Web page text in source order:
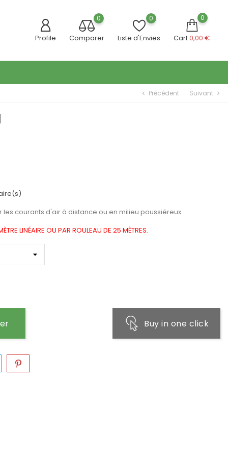
Profile
0
Comparer
0
Liste d'Envies
0
Cart0,00 €
chevron_left Précédent Suivant chevron_right
courants d'air à distance ou en milieu poussiéreux.
LINÉAIRE OU PAR ROULEAU DE 25 MÈTRES.
Buy in one click